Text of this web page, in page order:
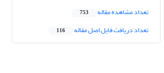
تعداد مشاهده مقاله 753
تعداد دریافت فایل اصل مقاله 116